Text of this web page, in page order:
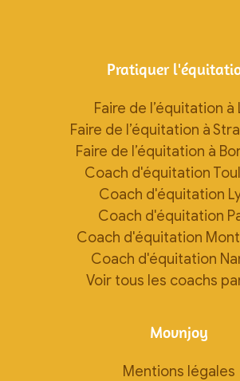
Pratiquer
Faire de l’équitation à
Faire de l’équitation à
Faire de l’équitation à
Coach d'équitation
Coach d'équitation
Coach d'équitation
Coach d'équitation
Coach d'équitation
Voir tous les coachs
Movnjoy
Mentions légales